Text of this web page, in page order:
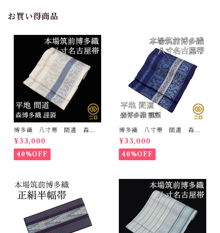
お買い得商品
博多織 八寸帯 間道 森博
多織 正絹 日本製 未仕立
て 名古屋帯
¥33,000
40%OFF
博多織 八寸帯 間道 森博
多織 正絹 日本製 未仕立
て 名古屋帯
¥33,000
40%OFF